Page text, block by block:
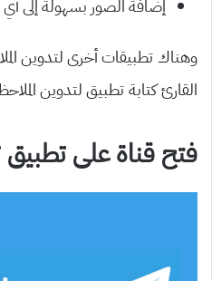
إضافة الصور بسهولة إلى
وهناك تطبيقات أخرى لتدوين
القارئ كتابة تطبيق لتدوين
فتح قناة على تطبيق